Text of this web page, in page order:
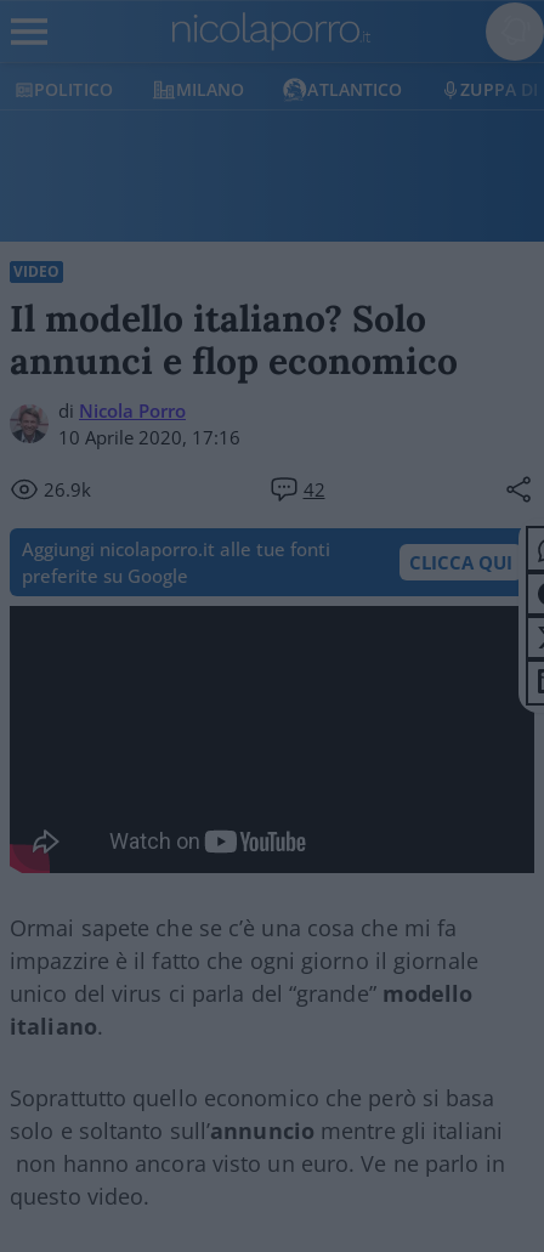
POLITICO MILANO ATLANTICO ZUPPA DI
VIDEO
Il modello italiano? Solo
annunci e flop economico
di Nicola Porro
10 Aprile 2020, 17:16
26.9k 42
Aggiungi nicolaporro.it alle tue fonti
preferite su Google
CLICCA QUI
Ormai sapete che se c’è una cosa che mi fa
impazzire è il fatto che ogni giorno il giornale
unico del virus ci parla del “grande” modello
italiano.
Soprattutto quello economico che però si basa
solo e soltanto sull’annuncio mentre gli italiani
non hanno ancora visto un euro. Ve ne parlo in
questo video.